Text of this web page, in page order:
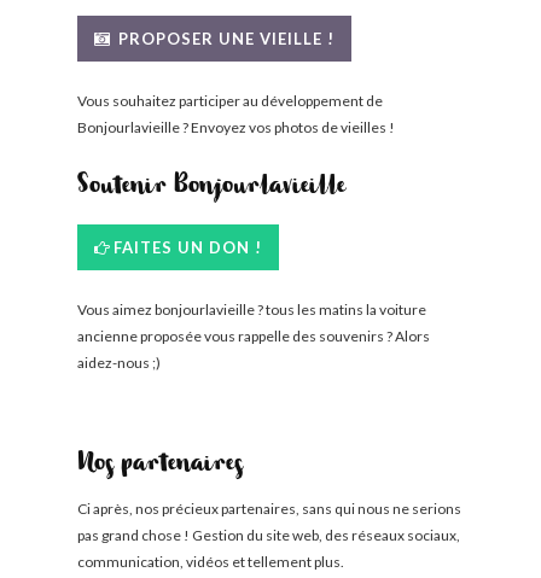
PROPOSER UNE VIEILLE !
Vous souhaitez participer au développement de
Bonjourlavieille ? Envoyez vos photos de vieilles !
Soutenir Bonjourlavieille
FAITES UN DON !
Vous aimez bonjourlavieille ? tous les matins la voiture
ancienne proposée vous rappelle des souvenirs ? Alors
aidez-nous ;)
Nos partenaires
Ci après, nos précieux partenaires, sans qui nous ne serions
pas grand chose ! Gestion du site web, des réseaux sociaux,
communication, vidéos et tellement plus.